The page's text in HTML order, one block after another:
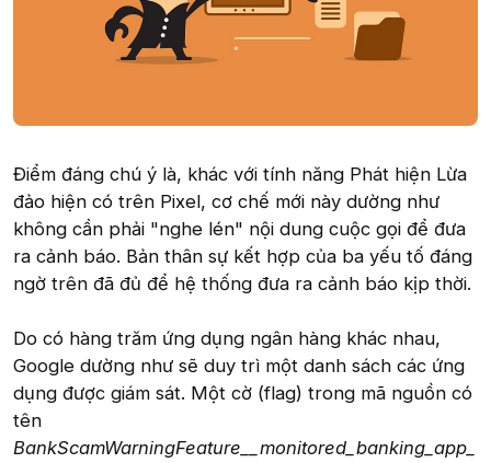
Điểm đáng chú ý là, khác với tính năng Phát hiện Lừa
đảo hiện có trên Pixel, cơ chế mới này dường như
không cần phải "nghe lén" nội dung cuộc gọi để đưa
ra cảnh báo. Bản thân sự kết hợp của ba yếu tố đáng
ngờ trên đã đủ để hệ thống đưa ra cảnh báo kịp thời.
Do có hàng trăm ứng dụng ngân hàng khác nhau,
Google dường như sẽ duy trì một danh sách các ứng
dụng được giám sát. Một cờ (flag) trong mã nguồn có
tên
BankScamWarningFeature__monitored_banking_app_